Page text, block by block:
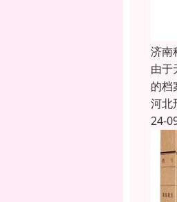
济南
由于
的档
河北
24-